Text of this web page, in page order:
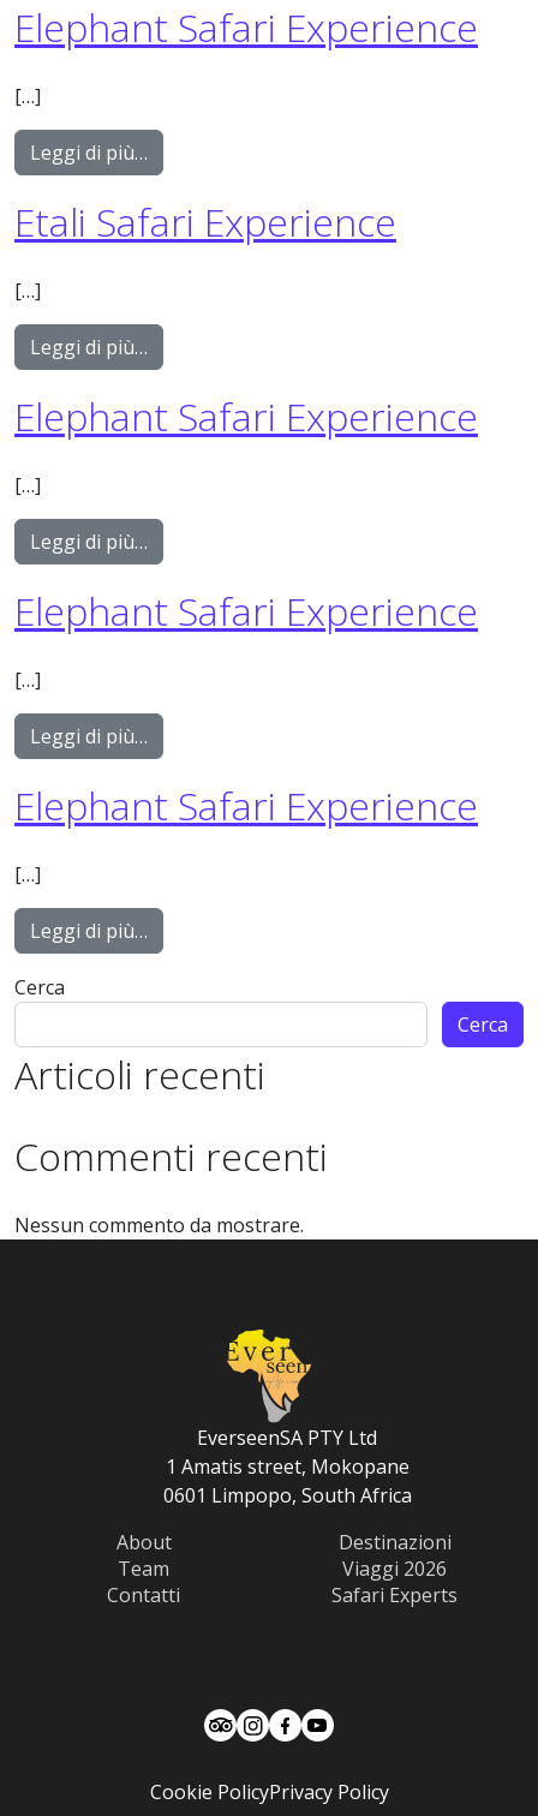
Elephant Safari Experience
[…]
Leggi di più…
Etali Safari Experience
[…]
Leggi di più…
Elephant Safari Experience
[…]
Leggi di più…
Elephant Safari Experience
[…]
Leggi di più…
Elephant Safari Experience
[…]
Leggi di più…
Cerca
Cerca
Articoli recenti
Commenti recenti
Nessun commento da mostrare.
EverseenSA PTY Ltd
1 Amatis street, Mokopane
0601 Limpopo, South Africa
About
Team
Contatti
Destinazioni
Viaggi 2026
Safari Experts
Cookie PolicyPrivacy Policy